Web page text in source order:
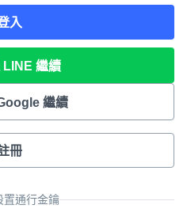
入
LINE 繼續
繼續
冊
置通行金鑰